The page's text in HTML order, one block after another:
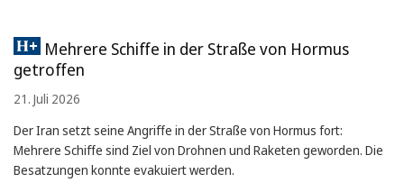
Mehrere Schiffe in der Straße von Hormus
getroffen
21. Juli 2026
Der Iran setzt seine Angriffe in der Straße von Hormus fort:
Mehrere Schiffe sind Ziel von Drohnen und Raketen geworden. Die
Besatzungen konnte evakuiert werden.